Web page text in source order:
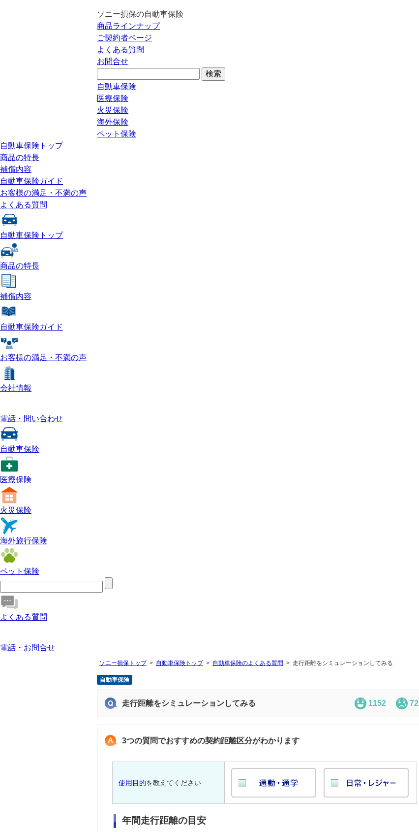
ソニー損保の自動車保険
商品ラインナップ
ご契約者ページ
よくある質問
お問合せ
自動車保険
医療保険
火災保険
海外保険
ペット保険
自動車保険トップ
商品の特長
補償内容
自動車保険ガイド
お客様の満足・不満の声
よくある質問
自動車保険トップ
商品の特長
補償内容
自動車保険ガイド
お客様の満足・不満の声
会社情報
電話・問い合わせ
自動車保険
医療保険
火災保険
海外旅行保険
ペット保険
よくある質問
電話・お問合せ
ソニー損保トップ 自動車保険トップ 自動車保険のよくある質問 走行距離をシミュレーションしてみる
自動車保険
走行距離をシミュレーションしてみる 1152 72
3つの質問でおすすめの契約距離区分がわかります
使用目的を教えてください
年間走行距離の目安